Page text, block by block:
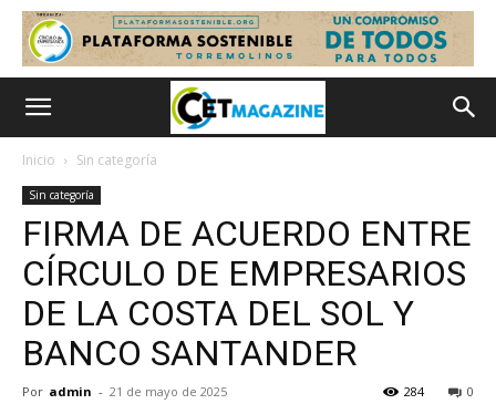
Inicio Sin categoría
Sin categoría
FIRMA DE ACUERDO ENTRE
CÍRCULO DE EMPRESARIOS
DE LA COSTA DEL SOL Y
BANCO SANTANDER
Por admin - 21 de mayo de 2025 0
284